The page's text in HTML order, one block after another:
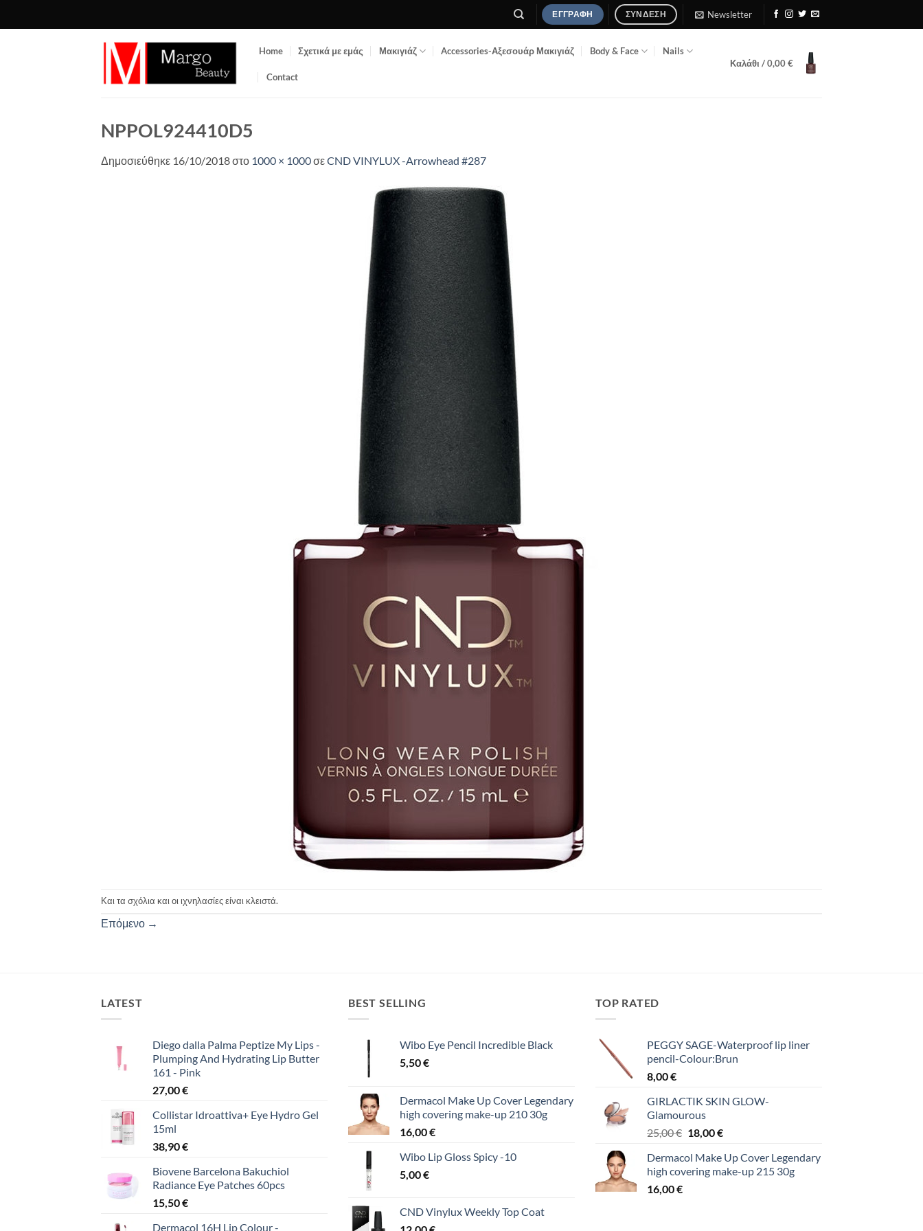
ΕΓΓΡΑΦΉ ΣΎΝΔΕΣΗ Newsletter
Home Σχετικά με εμάς Μακιγιάζ Accessories-Αξεσουάρ Μακιγιάζ Body & Face Nails
Contact
Καλάθι /0,00€
NPPOL924410D5
Δημοσιεύθηκε 16/10/2018στο 1000 × 1000σεCND VINYLUX -Arrowhead #287
Και τα σχόλια και οι ιχνηλασίες είναι κλειστά.
Επόμενο →
LATEST
Diego dalla Palma Peptize My Lips -
Plumping And Hydrating Lip Butter
161 - Pink
27,00€
Collistar Idroattiva+ Eye Hydro Gel
15ml
38,90€
Biovene Barcelona Bakuchiol
Radiance Eye Patches 60pcs
15,50€
Dermacol 16H Lip Colour -
BEST SELLING
Wibo Eye Pencil Incredible Black
5,50€
Dermacol Make Up Cover Legendary
high covering make-up 210 30g
16,00€
Wibo Lip Gloss Spicy -10
5,00€
CND Vinylux Weekly Top Coat
TOP RATED
PEGGY SAGE-Waterproof lip liner
pencil-Colour:Brun
8,00€
GIRLACTIK SKIN GLOW-
Glamourous
25,00€ Original
was:
25,00 €.
18,00€Η
τιμή
είναι:
Dermacol Make Up Cover Legendary
high covering make-up 215 30g
16,00€